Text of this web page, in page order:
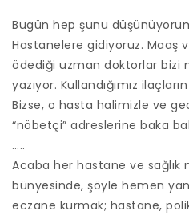
Bugün hep şunu
Hastanelere gidiyoruz. Maaş
ödediği uzman doktorlar bizi
yazıyor. Kullandığımız
Bizse, o hasta halimizle ve
“nöbetçi” adreslerine baka
…..
Acaba her hastane ve sağlık
bünyesinde, şöyle hemen
eczane kurmak; hastane,